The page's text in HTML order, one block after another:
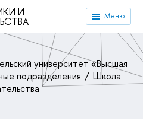
И Меню
университет «Высшая
подразделения
Школа